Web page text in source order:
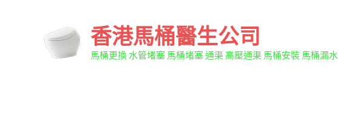
香港馬桶醫生公司
馬桶更換 水管堵塞 馬桶堵塞 通渠 高壓通渠 馬桶安裝 馬桶漏水